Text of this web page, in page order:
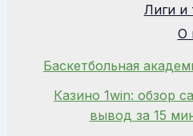
Лиги и
О
Баскетбольная
Казино 1win: обзор
вывод за 15